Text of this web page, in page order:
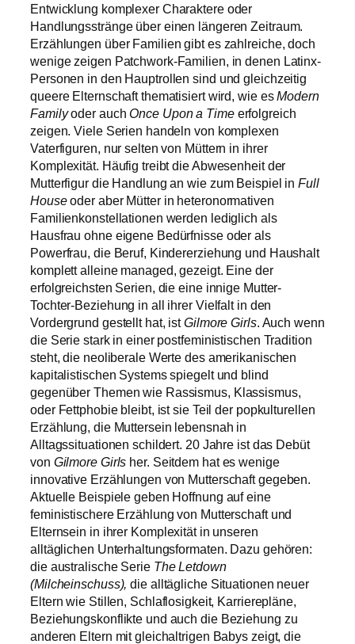
Entwicklung komplexer Charaktere oder
Handlungsstränge über einen längeren Zeitraum.
Erzählungen über Familien gibt es zahlreiche, doch
wenige zeigen Patchwork-Familien, in denen Latinx-
Personen in den Hauptrollen sind und gleichzeitig
queere Elternschaft thematisiert wird, wie esModern
Familyoder auchOnce Upon a Timeerfolgreich
zeigen. Viele Serien handeln von komplexen
Vaterfiguren, nur selten von Müttern in ihrer
Komplexität. Häufig treibt die Abwesenheit der
Mutterfigur die Handlung an wie zum Beispiel inFull
Houseoder aber Mütter in heteronormativen
Familienkonstellationen werden lediglich als
Hausfrau ohne eigene Bedürfnisse oder als
Powerfrau, die Beruf, Kindererziehung und Haushalt
komplett alleine managed, gezeigt. Eine der
erfolgreichsten Serien, die eine innige Mutter-
Tochter-Beziehung in all ihrer Vielfalt in den
Vordergrund gestellt hat, istGilmore Girls. Auch wenn
die Serie stark in einer postfeministischen Tradition
steht, die neoliberale Werte des amerikanischen
kapitalistischen Systems spiegelt und blind
gegenüber Themen wie Rassismus, Klassismus,
oder Fettphobie bleibt, ist sie Teil der popkulturellen
Erzählung, die Muttersein lebensnah in
Alltagssituationen schildert. 20 Jahre ist das Debüt
von Gilmore Girls her. Seitdem hat es wenige
innovative Erzählungen von Mutterschaft gegeben.
Aktuelle Beispiele geben Hoffnung auf eine
feministischere Erzählung von Mutterschaft und
Elternsein in ihrer Komplexität in unseren
alltäglichen Unterhaltungsformaten. Dazu gehören:
die australische Serie The Letdown
(Milcheinschuss),die alltägliche Situationen neuer
Eltern wie Stillen, Schlaflosigkeit, Karrierepläne,
Beziehungskonflikte und auch die Beziehung zu
anderen Eltern mit gleichaltrigen Babys zeigt, die